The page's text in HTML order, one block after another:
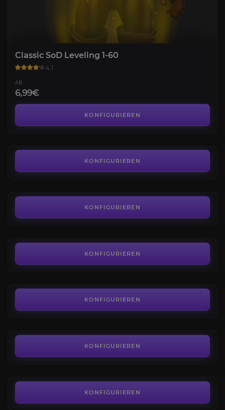
Classic SoD Leveling 1-60
4.1
AB
6,99€
KONFIGURIEREN
KONFIGURIEREN
Kaufen SoD Gold
KONFIGURIEREN
KONFIGURIEREN
KONFIGURIEREN
Das Verlies
KONFIGURIEREN
Burg Schattenfang
KONFIGURIEREN